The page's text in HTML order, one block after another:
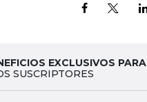
EXCLUSIVOS PARA
SUSCRIPTORES